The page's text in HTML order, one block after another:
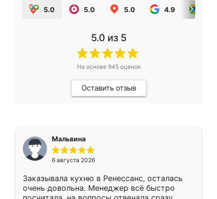
5.0 5.0 5.0 4.9
5.0 из 5
На основе 945оценок
Оставить отзыв
Мальвина
6 августа 2026
Заказывала кухню в Ренессанс, осталась
очень довольна. Менеджер всё быстро